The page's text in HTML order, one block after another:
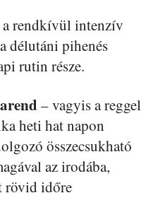
a rendkívül intenzív
délutáni pihenés
rutin része.
– vagyis a reggel
heti hat napon
összecsukható
az irodába,
rövid időre